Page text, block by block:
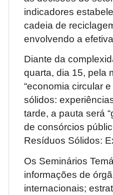
indicadores
cadeia de
envolvendo a
Diante da
quarta, dia 15, pela
“economia circular
sólidos:
tarde, a pauta será
de consórcios
Resíduos Sólidos:
Os Seminários
informações de
internacionais;